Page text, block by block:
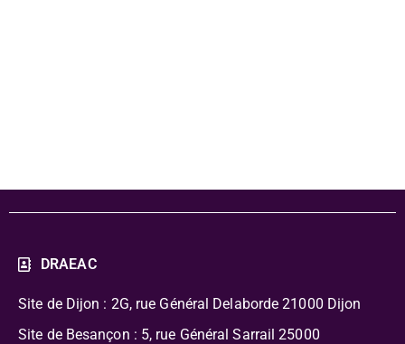
DRAEAC
Site de Dijon : 2G, rue Général Delaborde 21000 Dijon
Site de Besançon : 5, rue Général Sarrail 25000